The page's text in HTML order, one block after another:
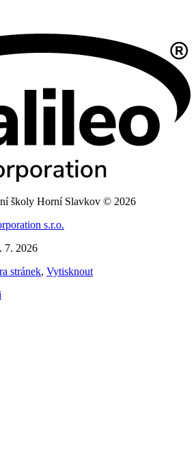
školy Horní Slavkov © 2026
s.r.o.
7. 2026
stránek, Vytisknout